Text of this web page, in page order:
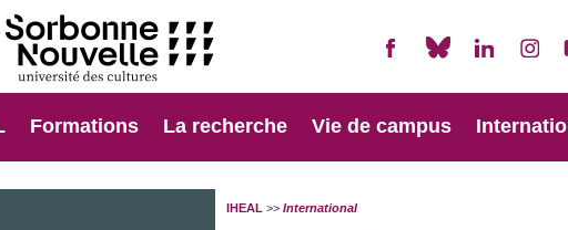
Formations La recherche Vie de campus
IHEAL >> International